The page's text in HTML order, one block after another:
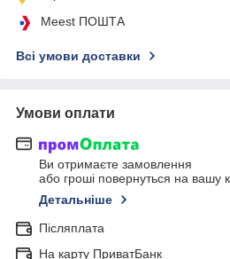
Meest ПОШТА
Всі умови доставки
Умови оплати
Ви отримаєте замовлення
або гроші повернуться на вашу
Детальніше
Післяплата
На карту ПриватБанк